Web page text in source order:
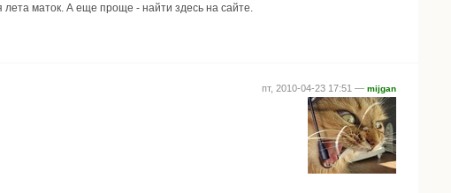
маток. А еще проще - найти здесь на сайте.
пт, 2010-04-23 17:51 — mijgan